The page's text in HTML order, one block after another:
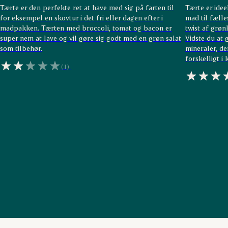
Tærte er den perfekte ret at have med sig på farten til
for eksempel en skovtur i det fri eller dagen efter i
madpakken. Tærten med broccoli, tomat og bacon er
super nem at lave og vil gøre sig godt med en grøn salat
som tilbehør.
(1)
Tærte er
mad til
twist af
Vidste du at
mineraler,
forskelligt i